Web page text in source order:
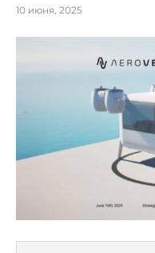
10 июня, 2025